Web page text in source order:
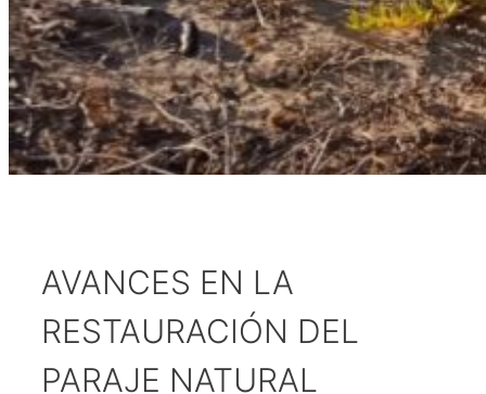
AVANCES EN LA
RESTAURACIÓN DEL
PARAJE NATURAL